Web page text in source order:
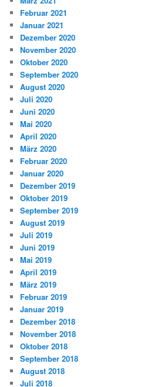
Februar 2021
Januar 2021
Dezember 2020
November 2020
Oktober 2020
September 2020
August 2020
Juli 2020
Juni 2020
Mai 2020
April 2020
März 2020
Februar 2020
Januar 2020
Dezember 2019
Oktober 2019
September 2019
August 2019
Juli 2019
Juni 2019
Mai 2019
April 2019
März 2019
Februar 2019
Januar 2019
Dezember 2018
November 2018
Oktober 2018
September 2018
August 2018
Juli 2018